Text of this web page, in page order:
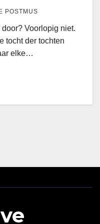
POSTMUS
Voorlopig niet.
tocht der tochten
elke…